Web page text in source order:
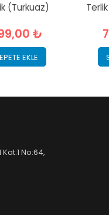
(Turkuaz)
₺
EKLE
No:64,